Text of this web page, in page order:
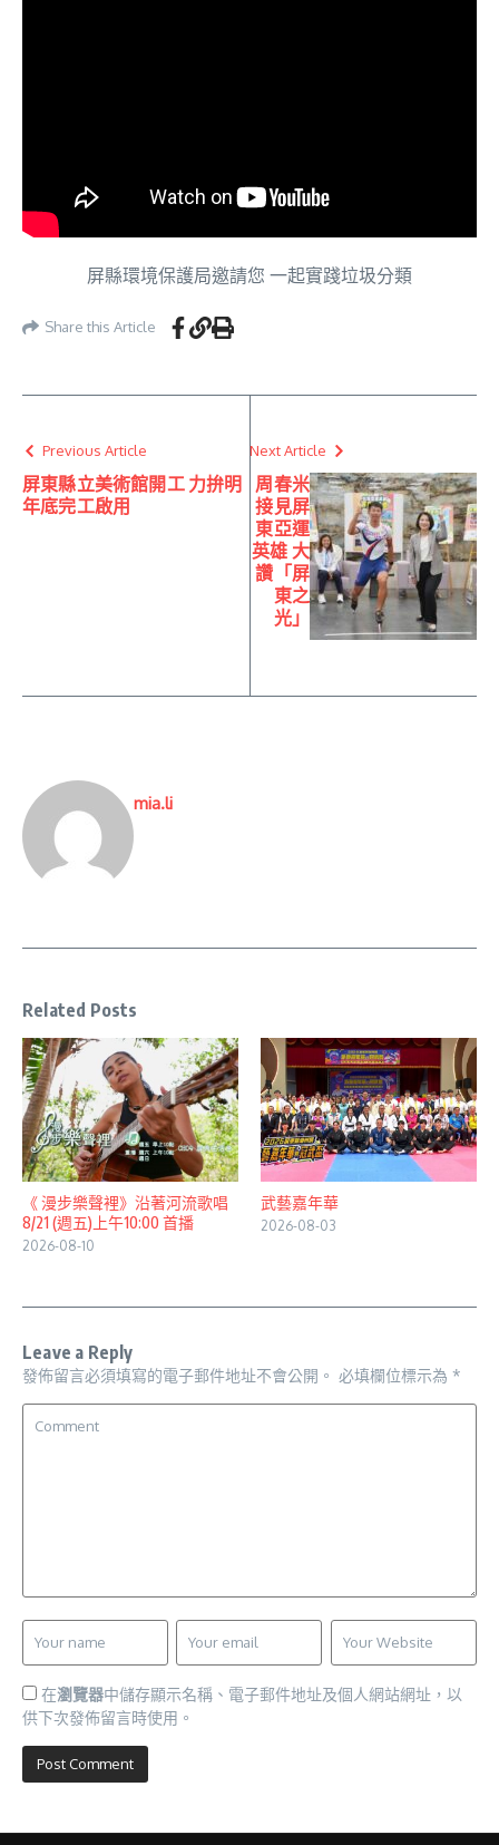
屏縣環境保護局邀請您 一起實踐垃圾分類
Share this Article
Previous Article
屏東縣立美術館開工 力拚明
年底完工啟用
Next Article
周春米
接見屏
東亞運
英雄 大
讚「屏
東之
光」
mia.li
Related Posts
《 漫步樂聲裡》沿著河流歌唱
8/21 (週五)上午10:00 首播
2026-08-10
武藝嘉年華
2026-08-03
Leave a Reply
發佈留言必須填寫的電子郵件地址不會公開。 必填欄位標示為 *
在瀏覽器中儲存顯示名稱、電子郵件地址及個人網站網址，以
供下次發佈留言時使用。